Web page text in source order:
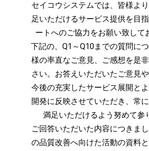
セイコウシステムでは、皆様よ
足いただけるサービス提供を目
ートへのご協力をお願い致して
下記の、Q1～Q10までの質問に
様の率直なご意見、ご感想を是
さい。お答えいただいたご意見や
今後の充実したサービス展開と
開発に反映させていただき、常
満足いただけるよう努めて参
ご回答いただいた内容につきま
の品質改善へ向けた活動の資料